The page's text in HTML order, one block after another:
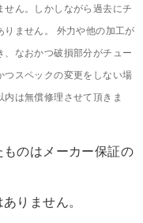
ん。しかしながら過去にチ
ません。 外力や他の加工が
なおかつ破損部分がチュー
スペックの変更をしない場
は無償修理させて頂きま
のはメーカー保証の
りません。